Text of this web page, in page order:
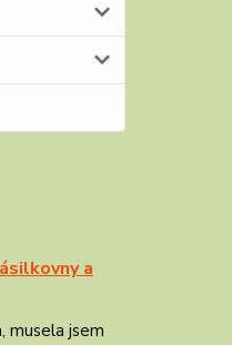
a
musela jsem